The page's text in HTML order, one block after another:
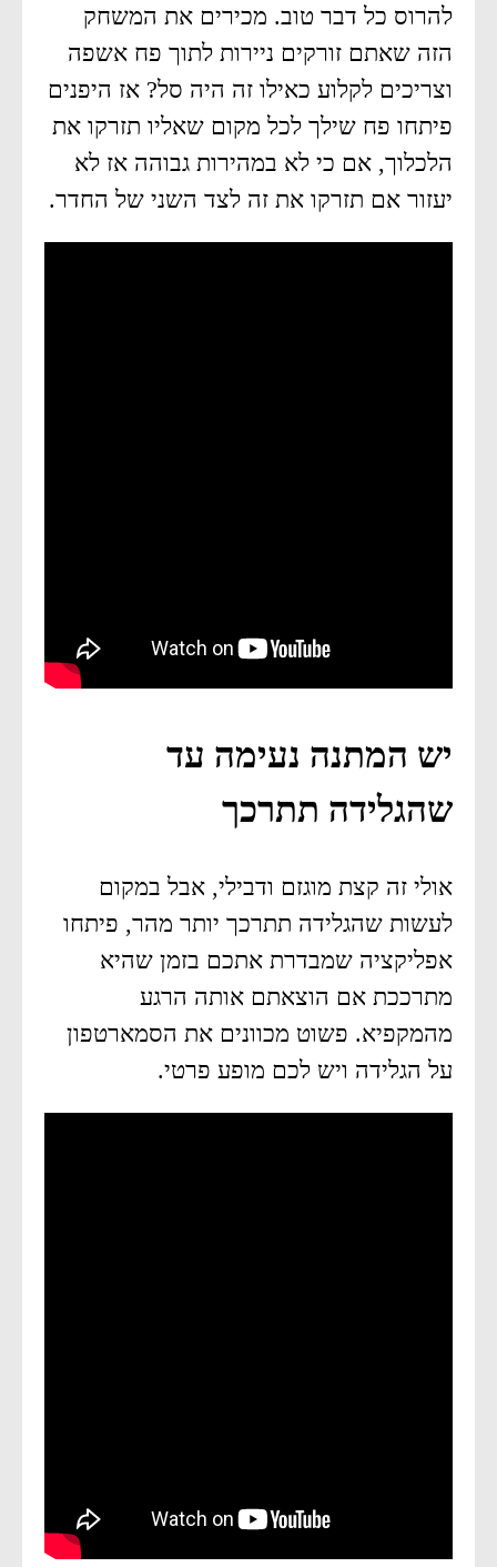
להרוס כל דבר טוב. מכירים את המשחק
הזה שאתם זורקים ניירות לתוך פח אשפה
וצריכים לקלוע כאילו זה היה סל? אז היפנים
פיתחו פח שילך לכל מקום שאליו תזרקו את
הלכלוך, אם כי לא במהירות גבוהה אז לא
יעזור אם תזרקו את זה לצד השני של החדר.
יש המתנה נעימה עד
שהגלידה תתרכך
אולי זה קצת מוגזם ודבילי, אבל במקום
לעשות שהגלידה תתרכך יותר מהר, פיתחו
אפליקציה שמבדרת אתכם בזמן שהיא
מתרככת אם הוצאתם אותה הרגע
מהמקפיא. פשוט מכוונים את הסמארטפון
על הגלידה ויש לכם מופע פרטי.